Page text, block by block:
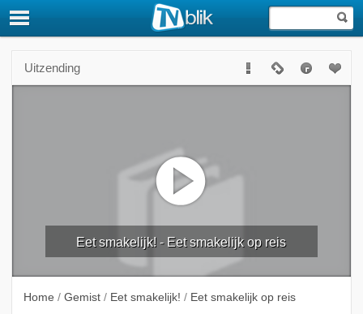
Uitzending
Eet smakelijk! - Eet smakelijk op reis
Home / Gemist / Eet smakelijk! / Eet smakelijk op reis